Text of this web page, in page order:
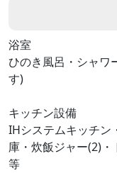
浴室
ひのき風呂・シャワ
す)
キッチン設備
IHシステムキッチン
庫・炊飯ジャー(2)
等